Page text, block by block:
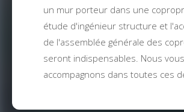
un mur porteur dans une
étude d'ingénieur structure et
de l'assemblée générale des
seront indispensables. Nous vous
accompagnons dans toutes ces